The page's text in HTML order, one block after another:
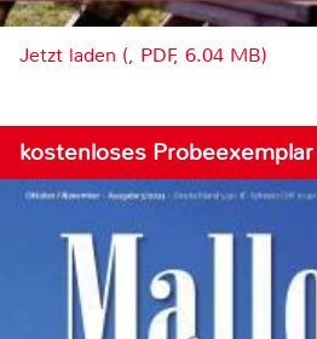
Jetzt laden (, PDF, 6.04 MB)
kostenloses Probeexemplar